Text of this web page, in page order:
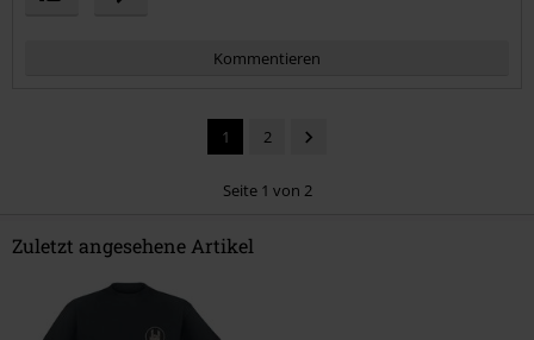
Kommentieren
Kommentar jetzt abschicken!
1 2
Seite 1 von 2
Zuletzt angesehene Artikel